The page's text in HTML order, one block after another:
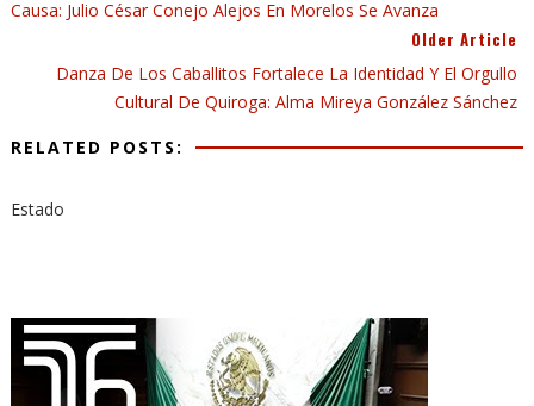
Causa: Julio César Conejo Alejos En Morelos Se Avanza
Older Article
Danza De Los Caballitos Fortalece La Identidad Y El Orgullo
Cultural De Quiroga: Alma Mireya González Sánchez
RELATED POSTS:
Estado